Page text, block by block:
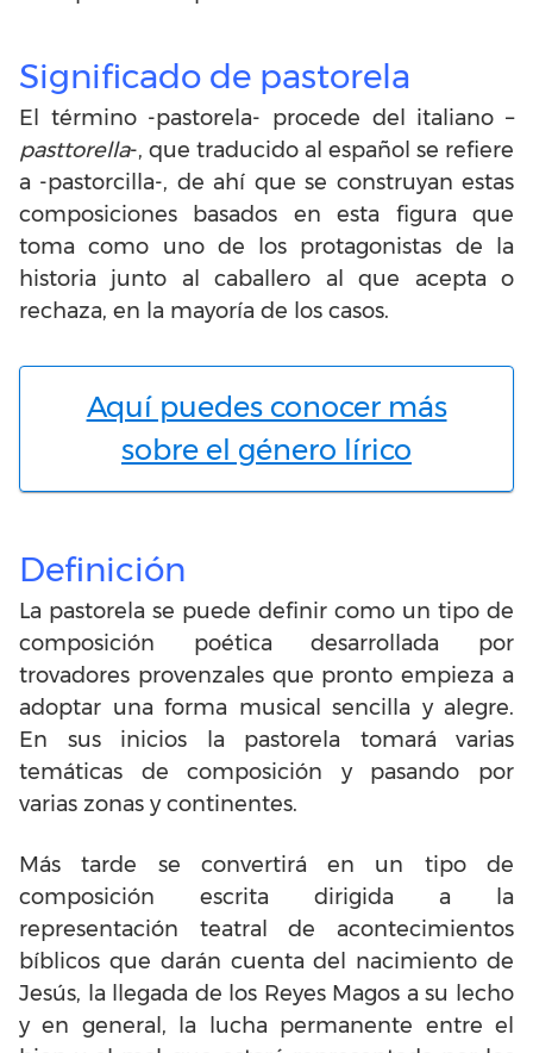
Significado de pastorela
El término -pastorela- procede del italiano –
pasttorella-, que traducido al español se refiere
a -pastorcilla-, de ahí que se construyan estas
composiciones basados en esta figura que
toma como uno de los protagonistas de la
historia junto al caballero al que acepta o
rechaza, en la mayoría de los casos.
Aquí puedes conocer más
sobre el género lírico
Definición
La pastorela se puede definir como un tipo de
composición poética desarrollada por
trovadores provenzales que pronto empieza a
adoptar una forma musical sencilla y alegre.
En sus inicios la pastorela tomará varias
temáticas de composición y pasando por
varias zonas y continentes.
Más tarde se convertirá en un tipo de
composición escrita dirigida a la
representación teatral de acontecimientos
bíblicos que darán cuenta del nacimiento de
Jesús, la llegada de los Reyes Magos a su lecho
y en general, la lucha permanente entre el